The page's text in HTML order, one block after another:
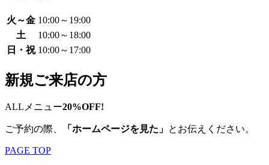
火～金 10:00～19:00
土
10:00～18:00
日・祝 10:00～17:00
新規ご来店の方
ALLメニュー20%OFF!
ご予約の際、 「ホームページを見た」 とお伝えください。
PAGE TOP